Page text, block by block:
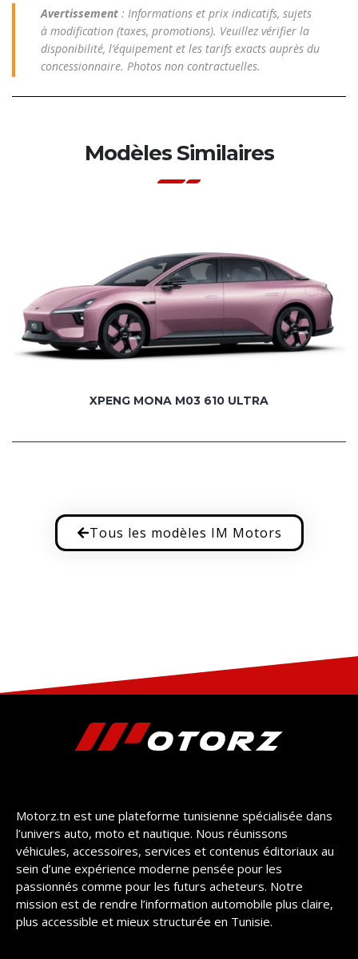
Avertissement : Informations et prix indicatifs, sujets
à modification (taxes, promotions). Veuillez vérifier la
disponibilité, l’équipement et les tarifs exacts auprès du
concessionnaire. Photos non contractuelles.
Modèles Similaires
XPENG MONA M03 610 ULTRA
Tous les modèles IM Motors
Motorz.tn est une plateforme tunisienne spécialisée dans
l’univers auto, moto et nautique. Nous réunissons
véhicules, accessoires, services et contenus éditoriaux au
sein d’une expérience moderne pensée pour les
passionnés comme pour les futurs acheteurs. Notre
mission est de rendre l’information automobile plus claire,
plus accessible et mieux structurée en Tunisie.